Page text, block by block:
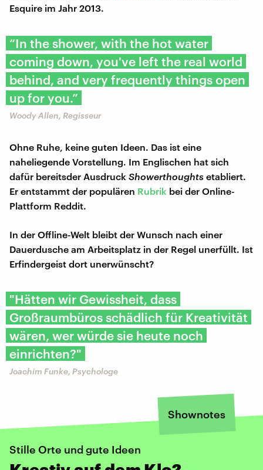
Esquire im Jahr 2013.
“In the shower, with the hot water
coming down, you've left the real world
behind, and very frequently things open
up for you.”
Woody Allen, Regisseur
Ohne Ruhe, keine guten Ideen. Das ist eine
naheliegende Vorstellung. Im Englischen hat sich
dafür bereitsder Ausdruck Showerthoughts etabliert.
Er entstammt der populären Rubrik bei der Online-
Plattform Reddit.
In der Offline-Welt bleibt der Wunsch nach einer
Dauerdusche am Arbeitsplatz in der Regel unerfüllt. Ist
Erfindergeist dort unerwünscht?
"Hätten wir Gewissheit, dass
Großraumbüros schädlich für Kreativität
wären, wer würde sie heute noch
einrichten?"
Joachim Funke, Psychologe
Shownotes
Stille Orte und gute Ideen